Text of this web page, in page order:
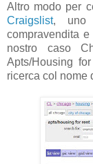
Altro modo per
Craigslist, uno
compravendita
nostro caso
Apts/Housing
ricerca col nome